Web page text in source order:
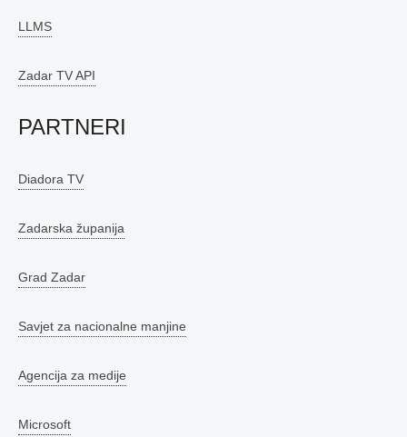
LLMS
Zadar TV API
PARTNERI
Diadora TV
Zadarska županija
Grad Zadar
Savjet za nacionalne manjine
Agencija za medije
Microsoft